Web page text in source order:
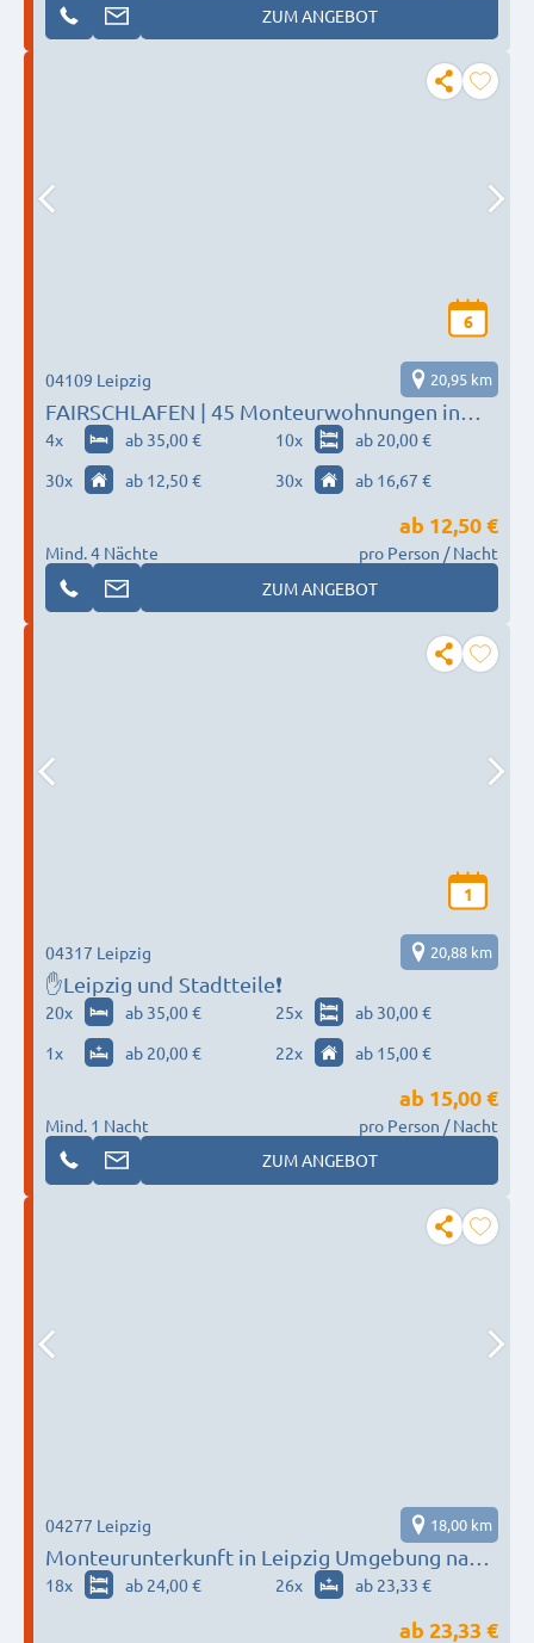
ZUM ANGEBOT
6
FAIRSCHLAFEN | 45 Monteurwohnungen in
Leipzig
04109 Leipzig 20,95 km
4x ab 35,00 € 10x
ab 20,00 €
30x ab 12,50 € 30x ab 16,67 €
Mind. 4 Nächte
ab 12,50 €
pro Person / Nacht
ZUM ANGEBOT
1
✋Leipzig und Stadtteile❗
04317 Leipzig 20,88 km
20x ab 35,00 € 25x
ab 30,00 €
1x ab 20,00 € 22x ab 15,00 €
Mind. 1 Nacht
ab 15,00 €
pro Person / Nacht
ZUM ANGEBOT
Monteurunterkunft in Leipzig Umgebung nach
Wunsch / Bedürfnis
04277 Leipzig 18,00 km
18x ab 24,00 € 26x ab 23,33 €
ab 23,33 €